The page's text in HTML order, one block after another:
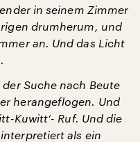
in seinem Zimmer
drumherum, und
an. Und das Licht
Suche nach Beute
herangeflogen. Und
Kuwitt‘- Ruf. Und die
als ein